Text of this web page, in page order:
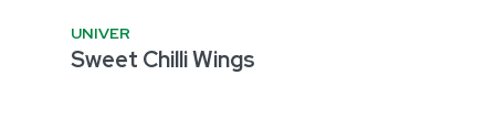
UNIVER
Sweet Chilli Wings